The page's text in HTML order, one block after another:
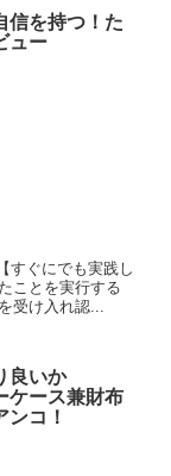
信を持つ！た
ュー
すぐにでも実践し
ことを実行する
受け入れ認...
良いか
ケース兼財布
ンコ！